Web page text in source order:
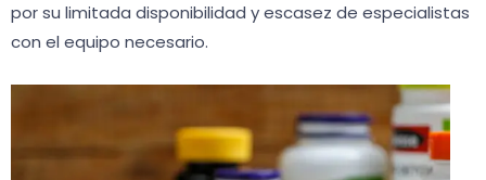
por su limitada disponibilidad y escasez de especialistas
con el equipo necesario.